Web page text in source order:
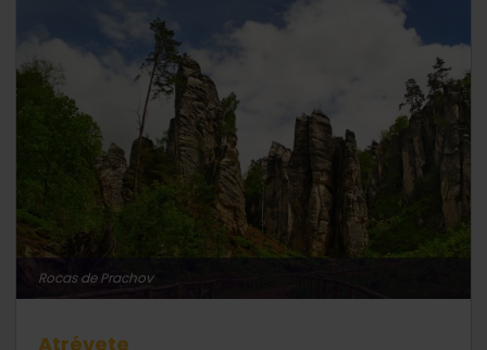
Rocas de Prachov
Atrévete